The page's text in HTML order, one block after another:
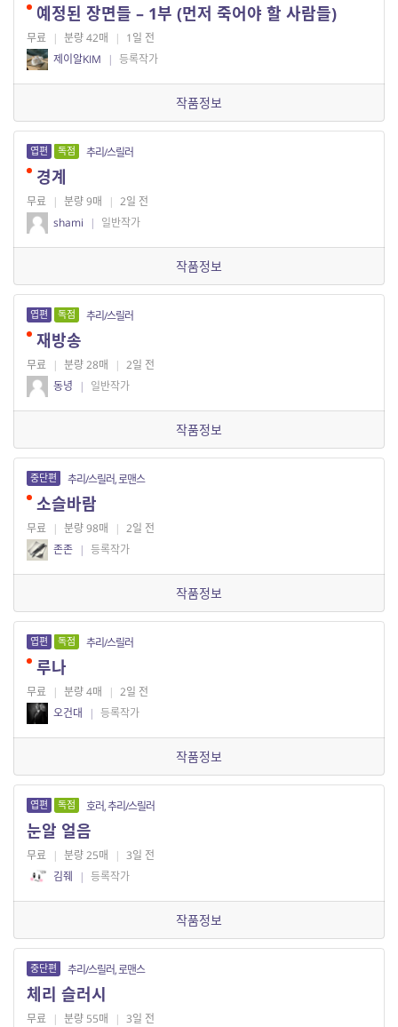
예정된 장면들 – 1부 (먼저 죽어야 할 사람들)
무료 | 분량 42매 | 1일 전
제이알KIM
| 등록작가
작품정보
엽편 독점 추리/스릴러
경계
무료 | 분량 9매 | 2일 전
shami
| 일반작가
작품정보
엽편 독점 추리/스릴러
재방송
무료 | 분량 28매 | 2일 전
동녕
| 일반작가
작품정보
중단편 추리/스릴러, 로맨스
소슬바람
무료 | 분량 98매 | 2일 전
존존 | 등록작가
작품정보
엽편 독점 추리/스릴러
루나
무료 | 분량 4매 | 2일 전
오건대
| 등록작가
작품정보
엽편 독점 호러, 추리/스릴러
눈알 얼음
무료 | 분량 25매 | 3일 전
김줴
| 등록작가
작품정보
중단편 추리/스릴러, 로맨스
체리 슬러시
무료 | 분량 55매 | 3일 전